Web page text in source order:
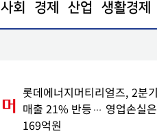
사회 경제 산업 생활경제
롯데에너지머티리얼즈, 2분기
매출 21% 반등… 영업손실은
169억원